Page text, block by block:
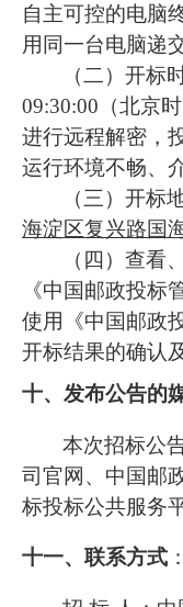
自主可控的电脑
用同一台电脑递
（二）开标
09:30:00（北京
进行远程解密，
运行环境不畅、
（三）开标
海淀区复兴路国
（四）查看
《中国邮政投标
使用《中国邮政
开标结果的确认
十、发布公告的
本次招标公
司官网、中国邮
标投标公共服务
十一、联系方式 ：